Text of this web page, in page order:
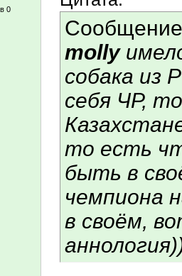
0
molly
собака из
себя ЧР,
то есть
быть в
чемпиона
в своём,